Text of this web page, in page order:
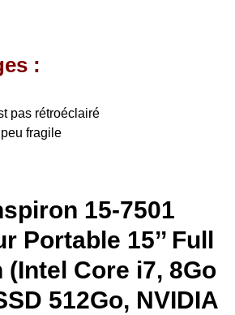
:
pas rétroéclairé
fragile
15-7501
Portable 15’’ Full
(Intel Core i7, 8Go
512Go, NVIDIA